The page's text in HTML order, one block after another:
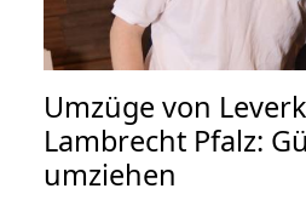
Umzüge von
Lambrecht Pfalz:
umziehen